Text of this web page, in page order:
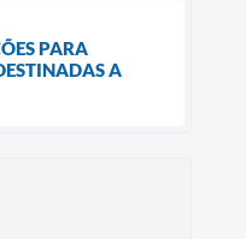
PARA
A